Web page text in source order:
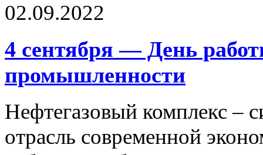
02.09.2022
4 сентября — День
промышленности
Нефтегазовый комплекс –
отрасль современной